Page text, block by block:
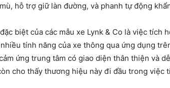
hỗ trợ giữ làn đường, và phanh tự động
biệt của các mẫu xe Lynk & Co là việc
tính năng của xe thông qua ứng dụng
ứng trung tâm có giao diện thân thiện và
cho thấy thương hiệu này đi đầu trong việc